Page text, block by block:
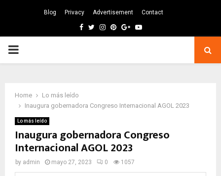
Blog Privacy Advertisement Contact
Facebook
TwitterInstagram
Pinterest
GoogleYoutube
PRIMARY
Home
Lo más leído
Inaugura gobernadora Congreso Internacional AGOL 2023
Lo más leído
Inaugura gobernadora Congreso
Internacional AGOL 2023
by admin mayo 27, 2023 0 1057